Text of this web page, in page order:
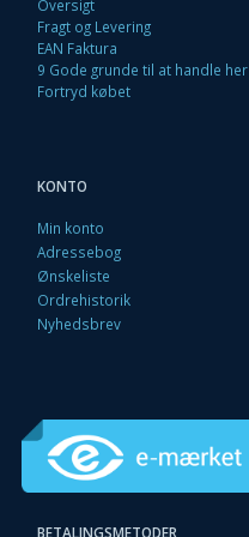
Oversigt
Fragt og Levering
EAN Faktura
9 Gode grunde til at handle her
Fortryd købet
KONTO
Min konto
Adressebog
Ønskeliste
Ordrehistorik
Nyhedsbrev
BETALINGSMETODER